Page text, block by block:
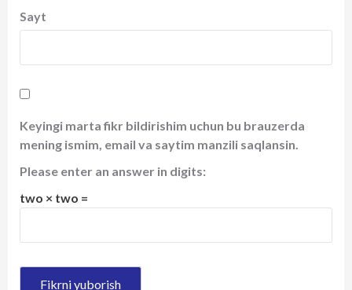
Sayt
Keyingi marta fikr bildirishim uchun bu brauzerda
mening ismim, email va saytim manzili saqlansin.
Please enter an answer in digits:
two × two =